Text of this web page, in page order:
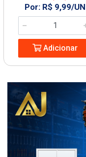
Por: R$ 9,99/UN
Adicionar